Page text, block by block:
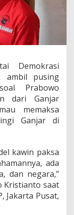
Demokrasi
ambil pusing
Prabowo
dari Ganjar
memaksa
Ganjar di
kawin paksa
ada
dan negara,”
Kristianto saat
Jakarta Pusat,